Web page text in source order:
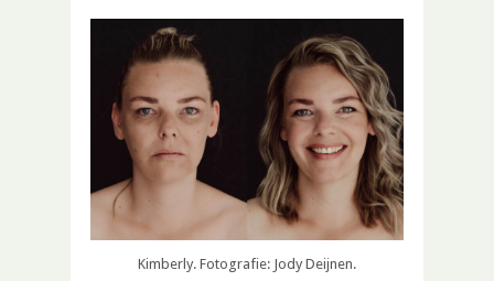
Kimberly. Fotografie: Jody Deijnen.